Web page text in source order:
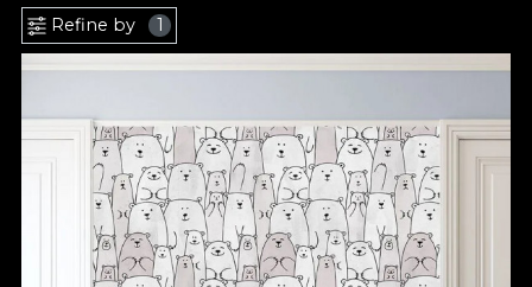
Refine by 1